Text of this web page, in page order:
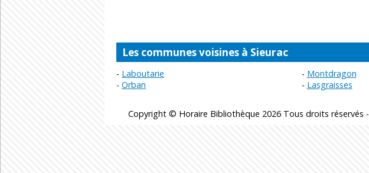
Les communes voisines à Sieurac
Laboutarie Montdragon
Orban
Lasgraisses
Copyright © Horaire Bibliothèque 2026 Tous droits réservés -